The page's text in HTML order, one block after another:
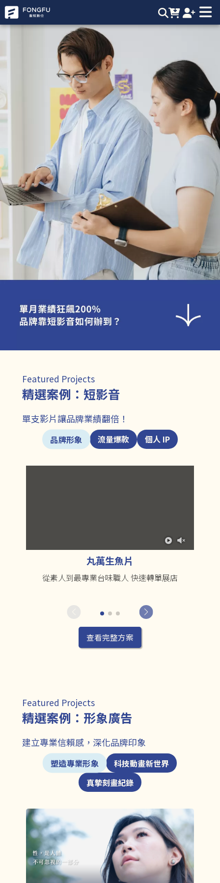
短影音行銷 | 豐賦數位，業界最強短影音製作團隊
Featured Projects
精選案例：短影音
單支影片讓品牌業績翻倍！
品牌形象 流量爆款 個人 IP
丸萬生魚片
從素人到最專業台味職人 快速轉單展店
查看完整方案
Featured Projects
精選案例：形象廣告
建立專業信賴感，深化品牌印象
塑造專業形象
科技動畫新世界
真摯刻畫紀錄